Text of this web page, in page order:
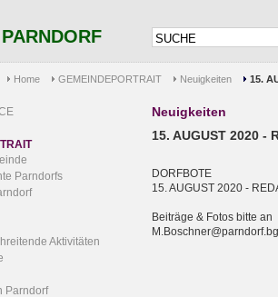
PARNDORF
Home GEMEINDEPORTRAIT Neuigkeiten 15.
Parndorfs
Aktivitäten
Parndorf
Neuigkeiten
15. AUGUST 2020 -
DORFBOTE
15. AUGUST 2020 -
Beiträge & Fotos bitte an